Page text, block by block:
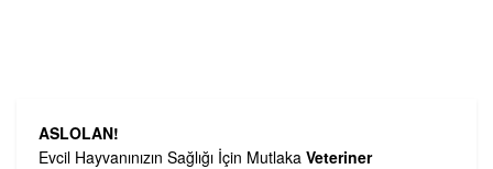
ASLOLAN!
Evcil Hayvanınızın Sağlığı İçin Mutlaka Veteriner